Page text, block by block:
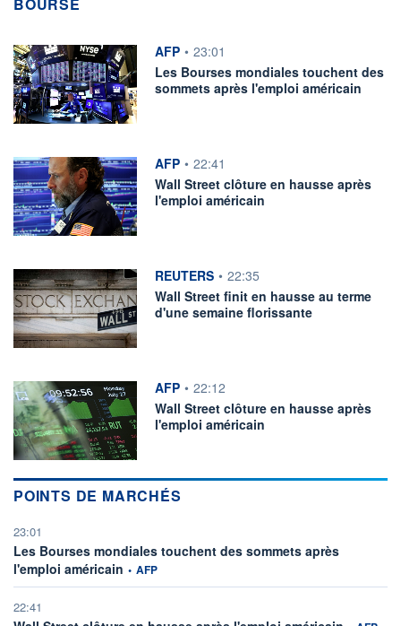
BOURSE
information fournie par
AFP • 23:01
Les Bourses mondiales touchent des
sommets après l'emploi américain
information fournie par
AFP • 22:41
Wall Street clôture en hausse après
l'emploi américain
information fournie par
REUTERS • 22:35
Wall Street finit en hausse au terme
d'une semaine florissante
information fournie par
AFP • 22:12
Wall Street clôture en hausse après
l'emploi américain
POINTS DE MARCHÉS
23:01
Les Bourses mondiales touchent des sommets après
l'emploi américain information fournie par
• AFP
22:41